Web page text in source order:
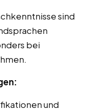
sind
bei
und